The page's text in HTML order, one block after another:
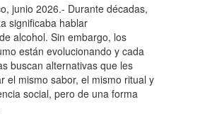
junio 2026.- Durante décadas,
significaba hablar
alcohol. Sin embargo, los
están evolucionando y cada
buscan alternativas que les
el mismo sabor, el mismo ritual y
social, pero de una forma